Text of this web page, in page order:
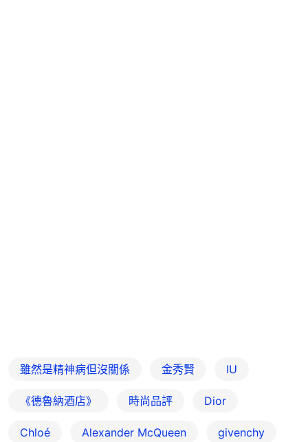
雖然是精神病但沒關係 金秀賢 IU
《德魯納酒店》 時尚品評 Dior
Chloé Alexander McQueen givenchy